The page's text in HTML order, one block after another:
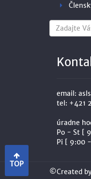
TOP
email:
tel: +421
úradne
Po - St [
Pi [ 9:00
©Created